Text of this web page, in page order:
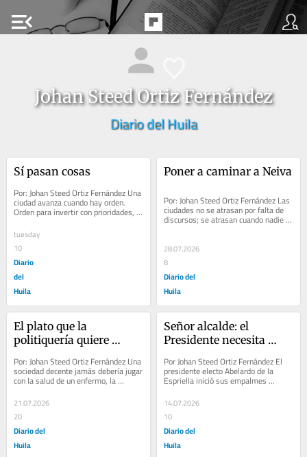
menu_open
Johan Steed Ortiz Fernández
Diario del Huila
Sí pasan cosas
Por: Johan Steed Ortiz Fernández Una
ciudad avanza cuando hay orden.
Orden para invertir con prioridades,
orden para ejecutar obras que sí se...
tuesday
10
Diario
del
Huila
Poner a caminar a Neiva
Por: Johan Steed Ortiz Fernández Las
ciudades no se atrasan por falta de
discursos; se atrasan cuando nadie
las gerencia. Si me preguntaran qué...
28.07.2026
8
Diario del
Huila
El plato que la
politiquería quiere
Por: Johan Steed Ortiz Fernández Una
sociedad decente jamás debería jugar
con la salud de un enfermo, la
seguridad de una familia y la...
21.07.2026
20
Diario del
Huila
Señor alcalde: el
Presidente necesita
Por Johan Steed Ortiz Fernández El
presidente electo Abelardo de la
Espriella inició sus empalmes
regionales con las regiones. Más allá
del acto...
14.07.2026
10
Diario del
Huila